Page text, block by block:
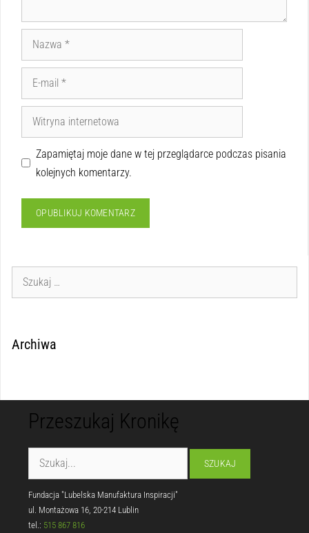
Zapamiętaj moje dane w tej przeglądarce podczas pisania
kolejnych komentarzy.
Archiwa
Przeszukaj Kronikę
Fundacja "Lubelska Manufaktura Inspiracji"
ul. Montażowa 16, 20-214 Lublin
tel.: 515 867 816